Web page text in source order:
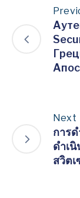
Next
การ
ดำเ
สวิต